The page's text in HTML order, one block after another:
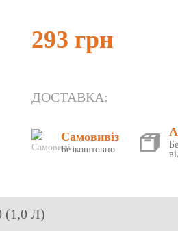
293 грн
ДОСТАВКА:
Самовивіз
Безкоштовно
(1,0 Л)